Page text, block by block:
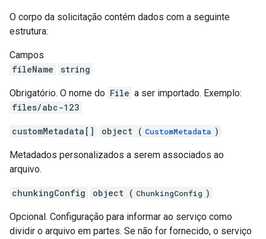
O corpo da solicitação contém dados com a seguinte
estrutura:
Campos
fileName
string
Obrigatório. O nome do File a ser importado. Exemplo:
files/abc-123
customMetadata[] object ( CustomMetadata )
Metadados personalizados a serem associados ao
arquivo.
chunkingConfig object ( ChunkingConfig )
Opcional. Configuração para informar ao serviço como
dividir o arquivo em partes. Se não for fornecido, o serviço